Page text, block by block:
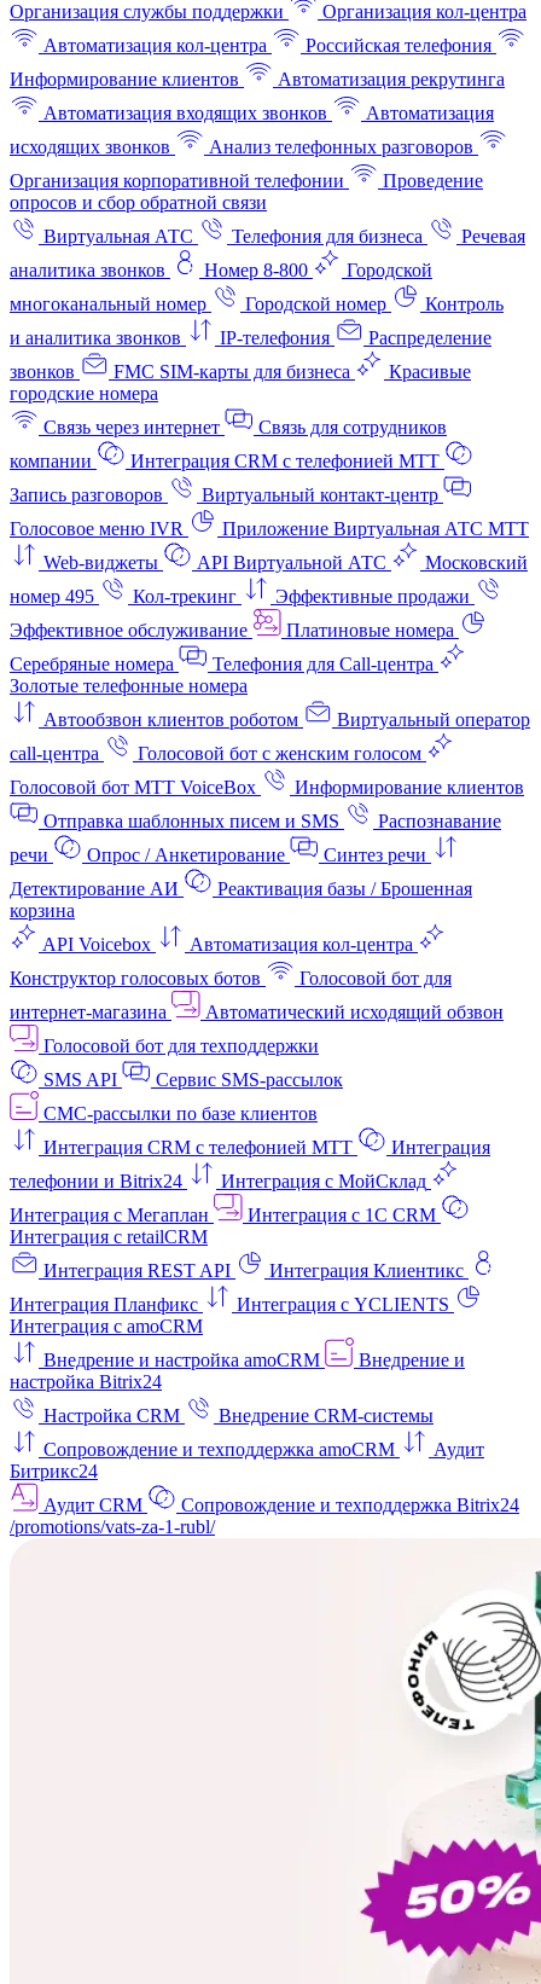
Организация службы поддержки
Организация кол-центра
Автоматизация кол-центра
Российская телефония
Информирование клиентов
Автоматизация рекрутинга
Автоматизация входящих звонков
Автоматизация
исходящих звонков
Анализ телефонных разговоров
Организация корпоративной телефонии
Проведение
опросов и сбор обратной связи
Виртуальная АТС
Телефония для бизнеса
Речевая
аналитика звонков
Номер 8-800
Городской
многоканальный номер
Городской номер
Контроль
и аналитика звонков
IP-телефония
Распределение
звонков
FMC SIM-карты для бизнеса
Красивые
городские номера
Связь через интернет
Связь для сотрудников
компании
Интеграция CRM с телефонией МТТ
Запись разговоров
Виртуальный контакт‑центр
Голосовое меню IVR
Приложение Виртуальная АТС МТТ
Web-виджеты
API Виртуальной АТС
Московский
номер 495
Кол-трекинг
Эффективные продажи
Эффективное обслуживание
Платиновые номера
Серебряные номера
Телефония для Call-центра
Золотые телефонные номера
Автообзвон клиентов роботом
Виртуальный оператор
call-центра
Голосовой бот с женским голосом
Голосовой бот МТТ VoiceBox
Информирование клиентов
Отправка шаблонных писем и SMS
Распознавание
речи
Опрос / Анкетирование
Синтез речи
Детектирование АИ
Реактивация базы / Брошенная
корзина
API Voicebox
Автоматизация кол‑центра
Конструктор голосовых ботов
Голосовой бот для
интернет‑магазина
Автоматический исходящий обзвон
Голосовой бот для техподдержки
SMS API
Сервис SMS-рассылок
СМС-рассылки по базе клиентов
Интеграция CRM с телефонией МТТ
Интеграция
телефонии и Bitrix24
Интеграция с МойСклад
Интеграция с Мегаплан
Интеграция с 1C CRM
Интеграция с retailCRM
Интеграция REST API
Интеграция Клиентикс
Интеграция Планфикс
Интеграция с YCLIENTS
Интеграция с amoCRM
Внедрение и настройка amoCRM
Внедрение и
настройка Bitrix24
Настройка CRM
Внедрение CRM-системы
Сопровождение и техподдержка amoCRM
Аудит
Битрикс24
Аудит CRM
Сопровождение и техподдержка Bitrix24
/promotions/vats-za-1-rubl/